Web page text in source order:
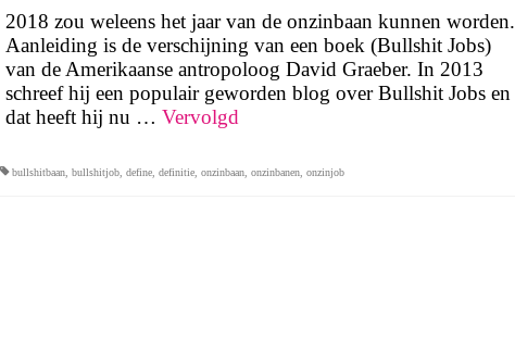
2018 zou weleens het jaar van de onzinbaan kunnen worden.
Aanleiding is de verschijning van een boek (Bullshit Jobs)
van de Amerikaanse antropoloog David Graeber. In 2013
schreef hij een populair geworden blog over Bullshit Jobs en
dat heeft hij nu … Vervolgd
bullshitbaan, bullshitjob, define, definitie, onzinbaan, onzinbanen, onzinjob